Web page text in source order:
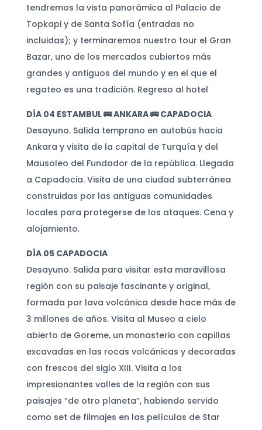
tendremos la vista panorámica al Palacio de
Topkapi y de Santa Sofía (entradas no
incluidas); y terminaremos nuestro tour el Gran
Bazar, uno de los mercados cubiertos más
grandes y antiguos del mundo y en el que el
regateo es una tradición. Regreso al hotel
DÍA 04 ESTAMBUL 🚌 ANKARA 🚌 CAPADOCIA
Desayuno. Salida temprano en autobús hacia
Ankara y visita de la capital de Turquía y del
Mausoleo del Fundador de la república. Llegada
a Capadocia. Visita de una ciudad subterránea
construidas por las antiguas comunidades
locales para protegerse de los ataques. Cena y
alojamiento.
DÍA 05 CAPADOCIA
Desayuno. Salida para visitar esta maravillosa
región con su paisaje fascinante y original,
formada por lava volcánica desde hace más de
3 millones de años. Visita al Museo a cielo
abierto de Goreme, un monasterio con capillas
excavadas en las rocas volcánicas y decoradas
con frescos del siglo XIII. Visita a los
impresionantes valles de la región con sus
paisajes “de otro planeta”, habiendo servido
como set de filmajes en las películas de Star